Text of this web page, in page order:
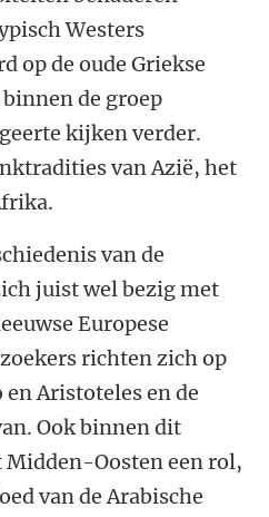
Westers
op de oude Griekse
de groep
kijken verder.
van Azië, het
van de
juist wel bezig met
Europese
richten zich op
Aristoteles en de
Ook binnen dit
Midden-Oosten een rol,
van de Arabische